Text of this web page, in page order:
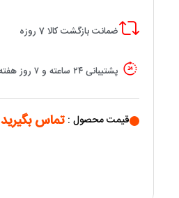
ضمانت بازگشت کالا 7 روزه
پشتیبانی ۲۴ ساعته و ۷ روز هفته
قیمت محصول : تماس بگیرید